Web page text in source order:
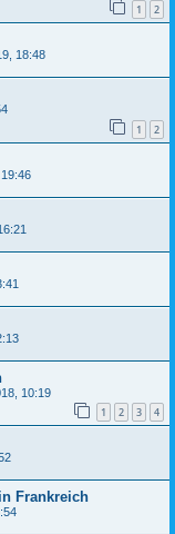
1 2
18:48
1 2
10:19
1 2 3 4
Frankreich